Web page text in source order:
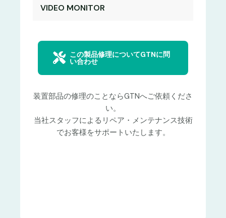
VIDEO MONITOR
この製品修理についてGTNに問
い合わせ
装置部品の修理のことならGTNへご依頼くださ
い。
当社スタッフによるリペア・メンテナンス技術
でお客様をサポートいたします。